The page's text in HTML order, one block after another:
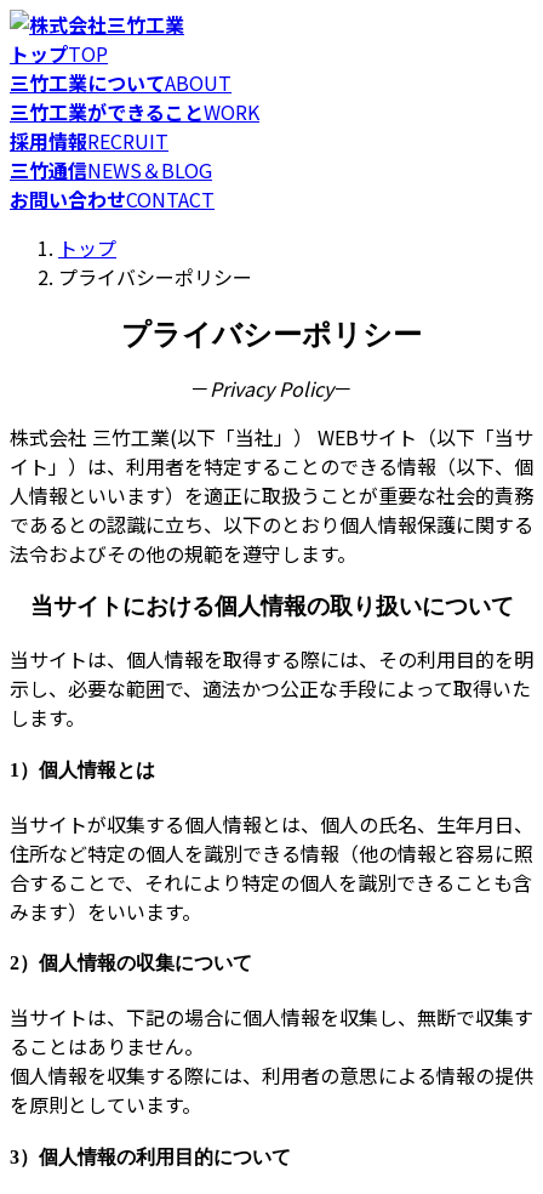
コ
ン
テ
ン
ツ
へ
ス
ナ
ビ
ゲ
ー
シ
ョ
ン
トップTOP
三竹工業についてABOUT
三竹工業ができることWORK
採用情報RECRUIT
三竹通信NEWS＆BLOG
お問い合わせCONTACT
トップ
プライバシーポリシー
プライバシーポリシー
－Privacy Policy－
株式会社 三竹工業(以下「当社」） WEBサイト（以下「当サ
イト」）は、利用者を特定することのできる情報（以下、個
人情報といいます）を適正に取扱うことが重要な社会的責務
であるとの認識に立ち、以下のとおり個人情報保護に関する
法令およびその他の規範を遵守します。
当サイトにおける個人情報の取り扱いについて
当サイトは、個人情報を取得する際には、その利用目的を明
示し、必要な範囲で、適法かつ公正な手段によって取得いた
します。
1）個人情報とは
当サイトが収集する個人情報とは、個人の氏名、生年月日、
住所など特定の個人を識別できる情報（他の情報と容易に照
合することで、それにより特定の個人を識別できることも含
みます）をいいます。
2）個人情報の収集について
当サイトは、下記の場合に個人情報を収集し、無断で収集す
ることはありません。
個人情報を収集する際には、利用者の意思による情報の提供
を原則としています。
3）個人情報の利用目的について